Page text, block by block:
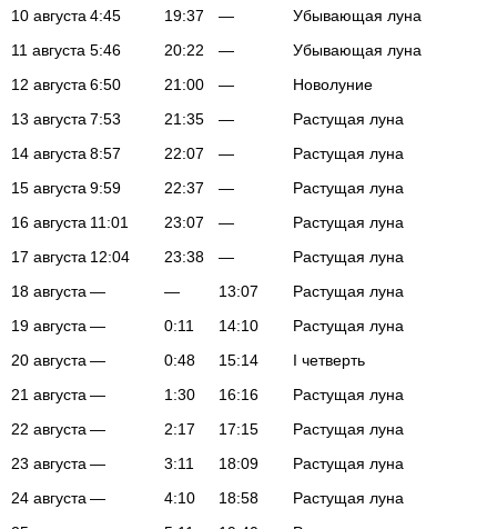
10 августа 4:45 19:37 —
Убывающая луна
11 августа 5:46 20:22 —
Убывающая луна
12 августа 6:50 21:00 —
Новолуние
13 августа 7:53 21:35 —
Растущая луна
14 августа 8:57 22:07 —
Растущая луна
15 августа 9:59 22:37 —
Растущая луна
16 августа 11:01 23:07 —
Растущая луна
17 августа 12:04 23:38 —
Растущая луна
18 августа — — 13:07
Растущая луна
19 августа — 0:11 14:10
Растущая луна
20 августа — 0:48 15:14
I четверть
21 августа — 1:30 16:16
Растущая луна
22 августа — 2:17 17:15
Растущая луна
23 августа — 3:11 18:09
Растущая луна
24 августа — 4:10 18:58
Растущая луна